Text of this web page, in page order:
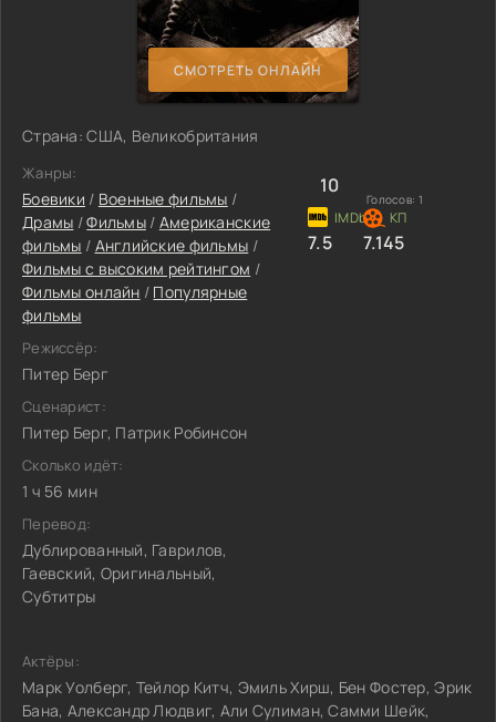
СМОТРЕТЬ ОНЛАЙН
Страна: США, Великобритания
Жанры:
Боевики / Военные фильмы /
Драмы /Фильмы/ Американские
фильмы / Английские фильмы /
Фильмы с высоким рейтингом /
Фильмы онлайн / Популярные
фильмы
Режиссёр:
Питер Берг
Сценарист:
Питер Берг, Патрик Робинсон
Сколько идёт:
1 ч 56 мин
Перевод:
Дублированный, Гаврилов,
Гаевский, Оригинальный,
Субтитры
10
Голосов: 1
7.5 7.145
Актёры:
Марк Уолберг, Тейлор Китч, Эмиль Хирш, Бен Фостер, Эрик
Бана, Александр Людвиг, Али Сулиман, Самми Шейк,